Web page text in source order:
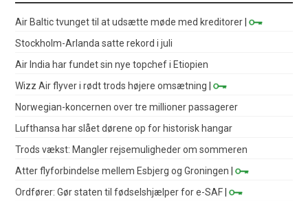
Air Baltic tvunget til at udsætte møde med kreditorer |
Stockholm-Arlanda satte rekord i juli
Air India har fundet sin nye topchef i Etiopien
Wizz Air flyver i rødt trods højere omsætning |
Norwegian-koncernen over tre millioner passagerer
Lufthansa har slået dørene op for historisk hangar
Trods vækst: Mangler rejsemuligheder om sommeren
Atter flyforbindelse mellem Esbjerg og Groningen |
Ordfører: Gør staten til fødselshjælper for e-SAF |